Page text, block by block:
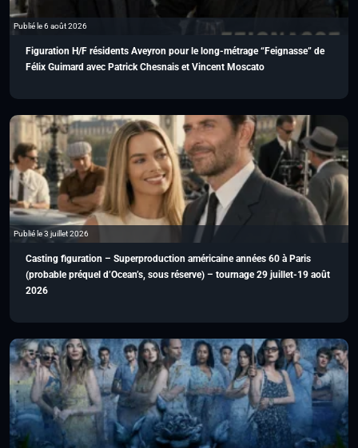
Publié le 6 août 2026
Figuration H/F résidents Aveyron pour le long-métrage “Feignasse” de
Félix Guimard avec Patrick Chesnais et Vincent Moscato
Publié le 3 juillet 2026
Casting figuration – Superproduction américaine années 60 à Paris
(probable préquel d’Ocean’s, sous réserve) – tournage 29 juillet-19 août
2026